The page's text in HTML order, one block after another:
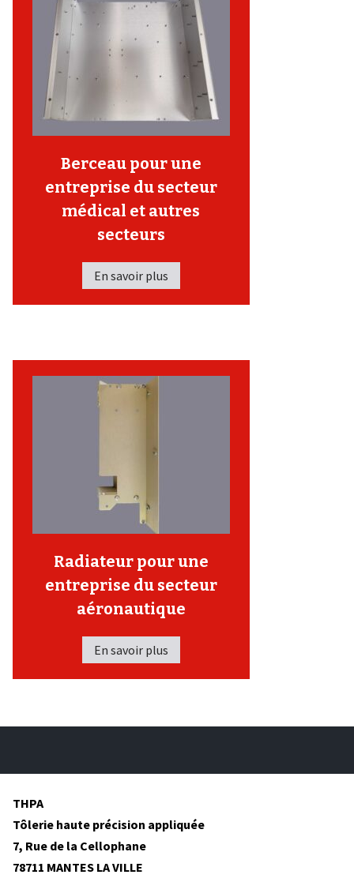
Berceau pour une
entreprise du secteur
médical et autres
secteurs
En savoir plus
Radiateur pour une
entreprise du secteur
aéronautique
En savoir plus
THPA
Tôlerie haute précision appliquée
7, Rue de la Cellophane
78711 MANTES LA VILLE